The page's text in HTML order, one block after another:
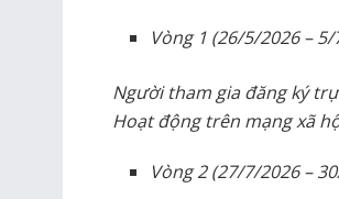
Vòng 1 (26/5/2026 –
Người tham gia đăng ký
Hoạt động trên mạng xã
Vòng 2 (27/7/2026 –